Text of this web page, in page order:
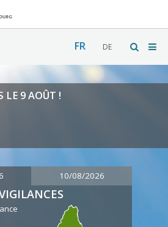
FR DE
LE 9 AOÛT !
10/08/2026